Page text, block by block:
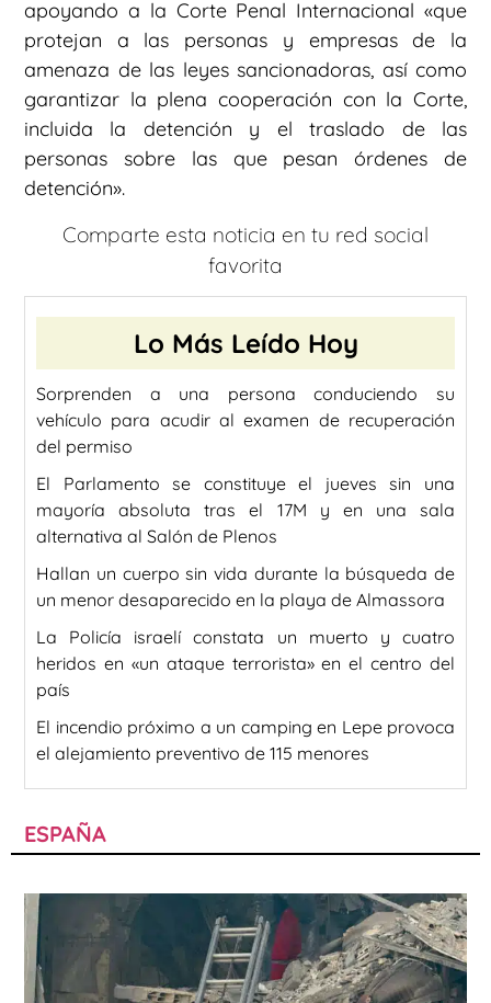
apoyando a la Corte Penal Internacional «que
protejan a las personas y empresas de la
amenaza de las leyes sancionadoras, así como
garantizar la plena cooperación con la Corte,
incluida la detención y el traslado de las
personas sobre las que pesan órdenes de
detención».
Comparte esta noticia en tu red social
favorita
Lo Más Leído Hoy
Sorprenden a una persona conduciendo su
vehículo para acudir al examen de recuperación
del permiso
El Parlamento se constituye el jueves sin una
mayoría absoluta tras el 17M y en una sala
alternativa al Salón de Plenos
Hallan un cuerpo sin vida durante la búsqueda de
un menor desaparecido en la playa de Almassora
La Policía israelí constata un muerto y cuatro
heridos en «un ataque terrorista» en el centro del
país
El incendio próximo a un camping en Lepe provoca
el alejamiento preventivo de 115 menores
ESPAÑA